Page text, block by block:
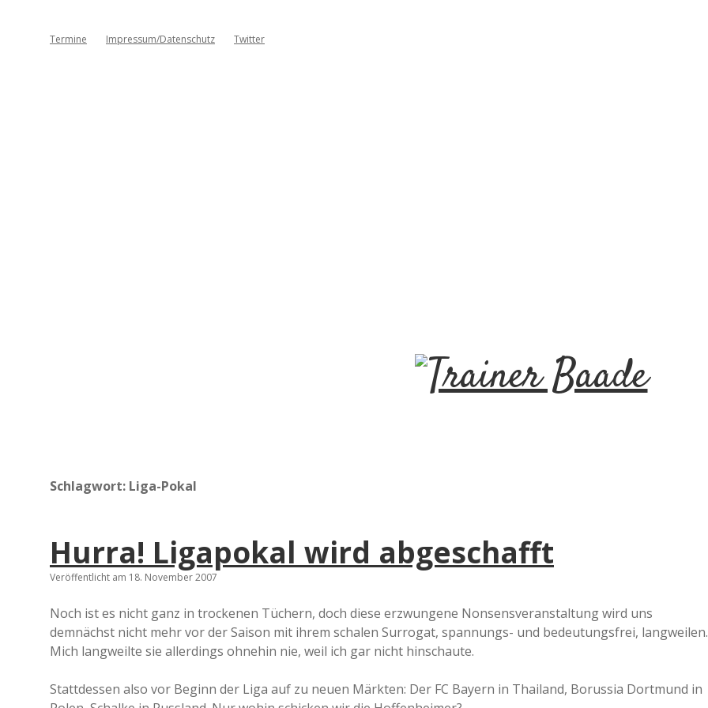
Termine Impressum/Datenschutz Twitter
T
n
e
r
Schlagwort: Liga-Pokal
Hurra! Ligapokal wird abgeschafft
Veröffentlicht am 18. November 2007
Noch ist es nicht ganz in trockenen Tüchern, doch diese erzwungene Nonsensveranstaltung wird uns
demnächst nicht mehr vor der Saison mit ihrem schalen Surrogat, spannungs- und bedeutungsfrei, langweilen.
Mich langweilte sie allerdings ohnehin nie, weil ich gar nicht hinschaute.
Stattdessen also vor Beginn der Liga auf zu neuen Märkten: Der FC Bayern in Thailand, Borussia Dortmund in